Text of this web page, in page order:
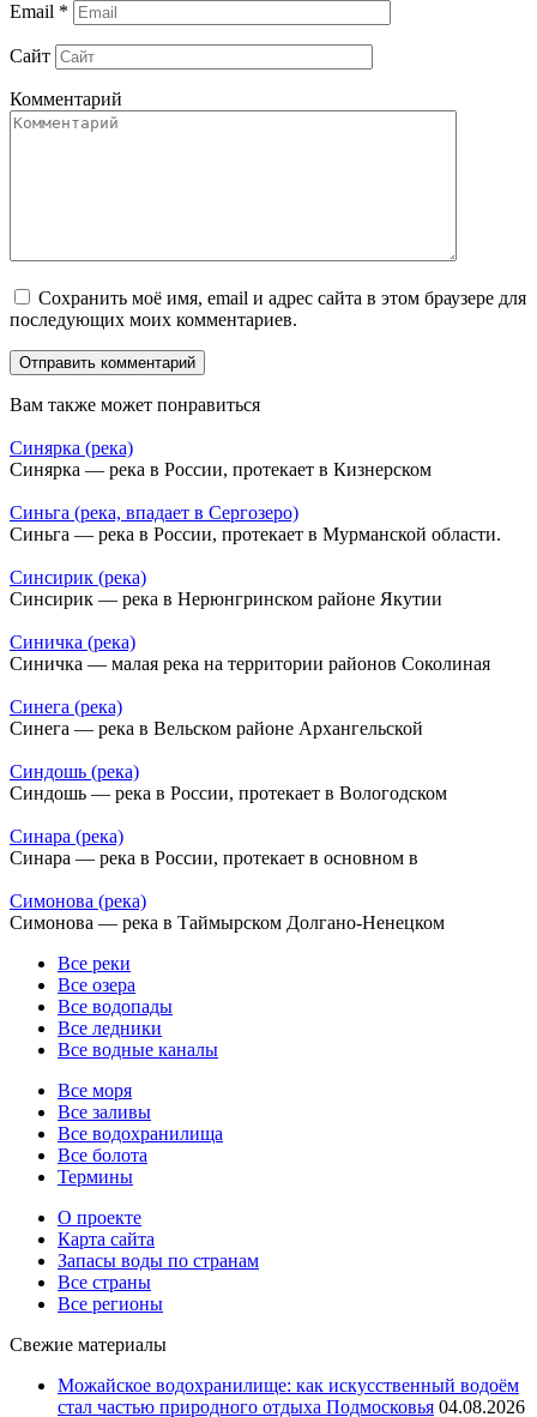
Email *
Сайт
Комментарий
Сохранить моё имя, email и адрес сайта в этом браузере для
последующих моих комментариев.
Вам также может понравиться
Синярка (река)
Синярка — река в России, протекает в Кизнерском
Синьга (река, впадает в Сергозеро)
Синьга — река в России, протекает в Мурманской области.
Синсирик (река)
Синсирик — река в Нерюнгринском районе Якутии
Синичка (река)
Синичка — малая река на территории районов Соколиная
Синега (река)
Синега — река в Вельском районе Архангельской
Синдошь (река)
Синдошь — река в России, протекает в Вологодском
Синара (река)
Синара — река в России, протекает в основном в
Симонова (река)
Симонова — река в Таймырском Долгано-Ненецком
Все реки
Все озера
Все водопады
Все ледники
Все водные каналы
Все моря
Все заливы
Все водохранилища
Все болота
Термины
О проекте
Карта сайта
Запасы воды по странам
Все страны
Все регионы
Свежие материалы
Можайское водохранилище: как искусственный водоём
стал частью природного отдыха Подмосковья 04.08.2026